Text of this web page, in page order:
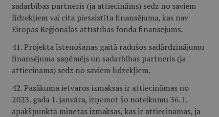
sadarbības partneris (ja attiecināms) sedz no saviem
līdzekļiem vai cita piesaistīta finansējuma, kas nav
Eiropas Reģionālās attīstības fonda finansējums.
41. Projekta īstenošanas gaitā radušos sadārdzinājumu
finansējuma saņēmējs un sadarbības partneris (ja
attiecināms) sedz no saviem līdzekļiem.
42. Pasākuma ietvaros izmaksas ir attiecināmas no
2023. gada 1. janvāra, izņemot šo noteikumu 36.1.
apakšpunktā minētās izmaksas, kas ir attiecināmas, ja